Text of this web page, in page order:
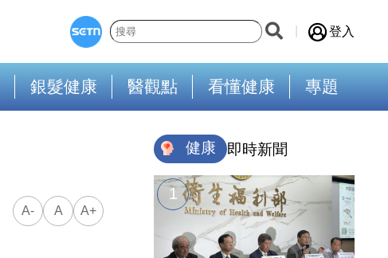
登入
銀髮健康 醫觀點 看懂健康 專題
A- A A+
健康 即時新聞